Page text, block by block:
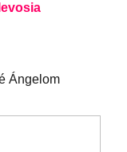
Ángelom